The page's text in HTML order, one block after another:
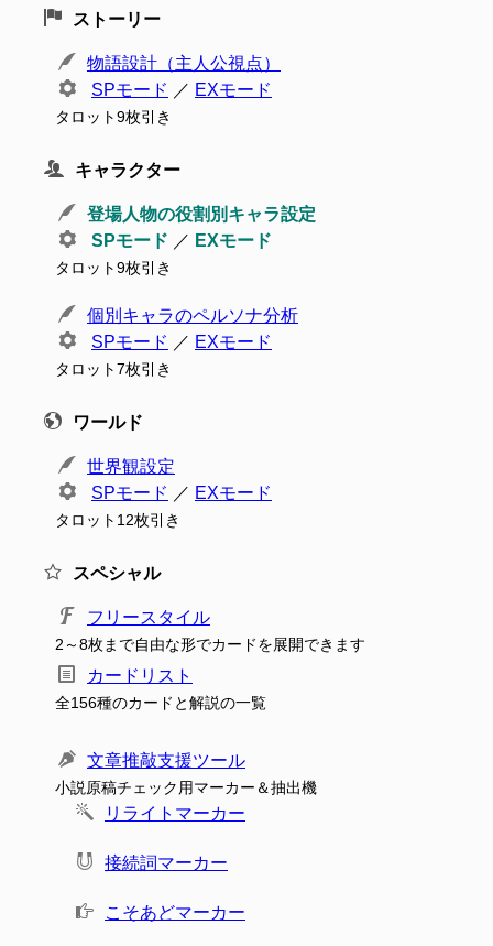
ストーリー
物語設計（主人公視点）
SPモード ／ EXモード
タロット9枚引き
キャラクター
登場人物の役割別キャラ設定
SPモード ／ EXモード
タロット9枚引き
個別キャラのペルソナ分析
SPモード ／ EXモード
タロット7枚引き
ワールド
世界観設定
SPモード ／ EXモード
タロット12枚引き
スペシャル
フリースタイル
2～8枚まで自由な形でカードを展開できます
カードリスト
全156種のカードと解説の一覧
文章推敲支援ツール
小説原稿チェック用マーカー＆抽出機
リライトマーカー
接続詞マーカー
こそあどマーカー